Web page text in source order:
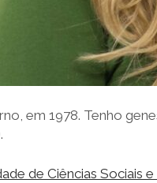
em 1978. Tenho
de Ciências Sociais